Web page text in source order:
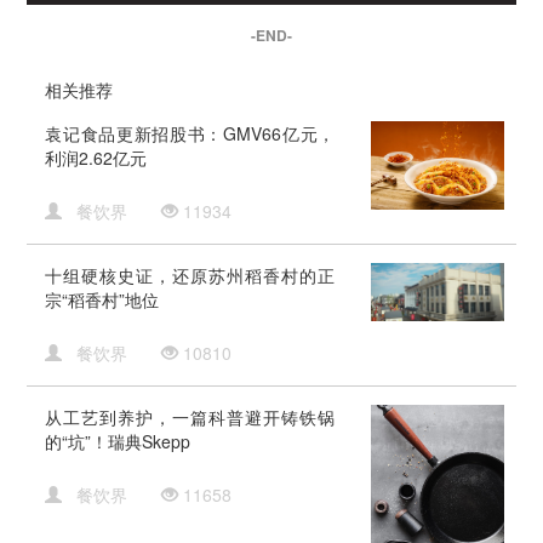
-END-
相关推荐
袁记食品更新招股书：GMV66亿元，
利润2.62亿元
餐饮界 11934
十组硬核史证，还原苏州稻香村的正
宗“稻香村”地位
餐饮界 10810
从工艺到养护，一篇科普避开铸铁锅
的“坑”！瑞典Skepp
餐饮界 11658